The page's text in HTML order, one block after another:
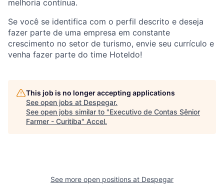
melhoria contínua.
Se você se identifica com o perfil descrito e deseja
fazer parte de uma empresa em constante
crescimento no setor de turismo, envie seu currículo e
venha fazer parte do time Hoteldo!
This job is no longer accepting applications
See open jobs at Despegar.
See open jobs similar to "Executivo de Contas Sênior
Farmer - Curitiba" Accel.
See more open positions at Despegar